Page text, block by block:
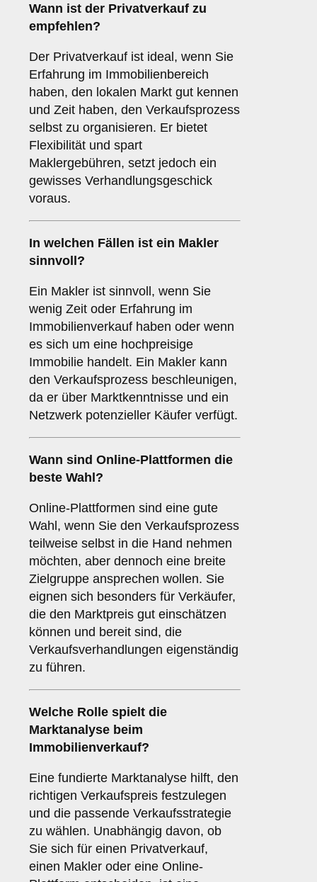
Wann ist der Privatverkauf zu
empfehlen?
Der Privatverkauf ist ideal, wenn Sie
Erfahrung im Immobilienbereich
haben, den lokalen Markt gut kennen
und Zeit haben, den Verkaufsprozess
selbst zu organisieren. Er bietet
Flexibilität und spart
Maklergebühren, setzt jedoch ein
gewisses Verhandlungsgeschick
voraus.
In welchen Fällen ist ein Makler
sinnvoll?
Ein Makler ist sinnvoll, wenn Sie
wenig Zeit oder Erfahrung im
Immobilienverkauf haben oder wenn
es sich um eine hochpreisige
Immobilie handelt. Ein Makler kann
den Verkaufsprozess beschleunigen,
da er über Marktkenntnisse und ein
Netzwerk potenzieller Käufer verfügt.
Wann sind Online-Plattformen die
beste Wahl?
Online-Plattformen sind eine gute
Wahl, wenn Sie den Verkaufsprozess
teilweise selbst in die Hand nehmen
möchten, aber dennoch eine breite
Zielgruppe ansprechen wollen. Sie
eignen sich besonders für Verkäufer,
die den Marktpreis gut einschätzen
können und bereit sind, die
Verkaufsverhandlungen eigenständig
zu führen.
Welche Rolle spielt die
Marktanalyse beim
Immobilienverkauf?
Eine fundierte Marktanalyse hilft, den
richtigen Verkaufspreis festzulegen
und die passende Verkaufsstrategie
zu wählen. Unabhängig davon, ob
Sie sich für einen Privatverkauf,
einen Makler oder eine Online-